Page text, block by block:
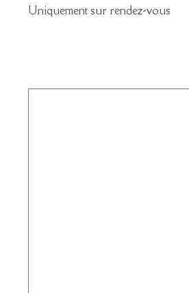
Uniquement sur rendez-vous